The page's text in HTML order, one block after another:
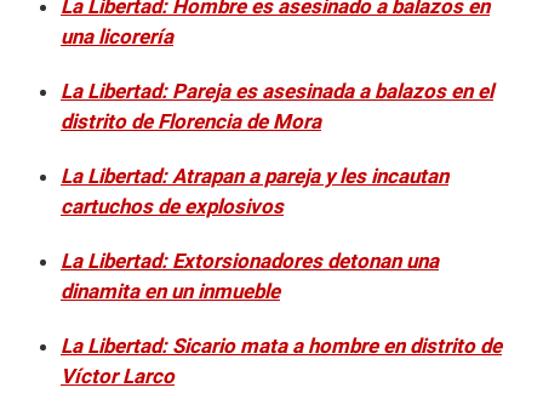
La Libertad: Hombre es asesinado a balazos en
una licorería
La Libertad: Pareja es asesinada a balazos en el
distrito de Florencia de Mora
La Libertad: Atrapan a pareja y les incautan
cartuchos de explosivos
La Libertad: Extorsionadores detonan una
dinamita en un inmueble
La Libertad: Sicario mata a hombre en distrito de
Víctor Larco